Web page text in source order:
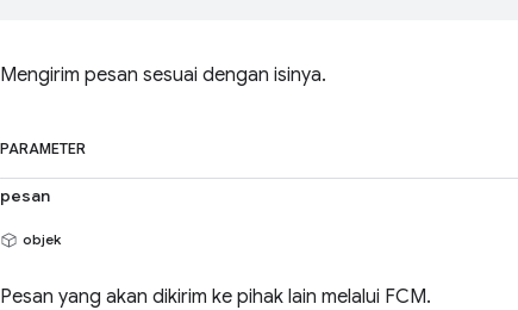
Mengirim pesan sesuai dengan isinya.
PARAMETER
pesan
objek
Pesan yang akan dikirim ke pihak lain melalui FCM.